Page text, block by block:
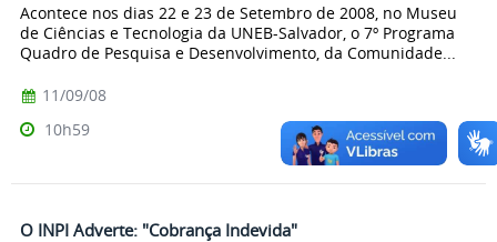
Acontece nos dias 22 e 23 de Setembro de 2008, no Museu
de Ciências e Tecnologia da UNEB-Salvador, o 7º Programa
Quadro de Pesquisa e Desenvolvimento, da Comunidade...
11/09/08
10h59
O INPI Adverte: "Cobrança Indevida"